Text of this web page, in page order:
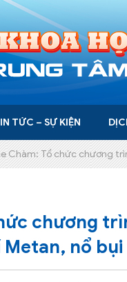
TỨC – SỰ KIỆN
Chàm: Tổ chức chương
chương
nổ bụi